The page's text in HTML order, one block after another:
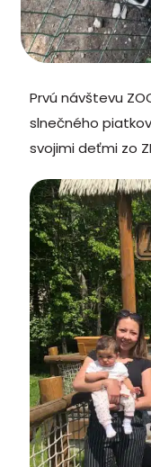
Prvú návštevu
slnečného
svojimi deťmi zo